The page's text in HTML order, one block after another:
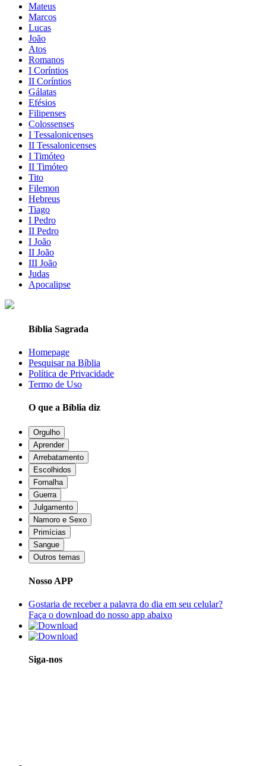
Mateus
Marcos
Lucas
João
Atos
Romanos
I Coríntios
II Coríntios
Gálatas
Efésios
Filipenses
Colossenses
I Tessalonicenses
II Tessalonicenses
I Timóteo
II Timóteo
Tito
Filemon
Hebreus
Tiago
I Pedro
II Pedro
I João
II João
III João
Judas
Apocalipse
Bíblia Sagrada
Homepage
Pesquisar na Bíblia
Política de Privacidade
Termo de Uso
O que a Bíblia diz
Orgulho
Aprender
Arrebatamento
Escolhidos
Fornalha
Guerra
Julgamento
Namoro e Sexo
Primícias
Sangue
Outros temas
Nosso APP
Gostaria de receber a palavra do dia em seu celular?
Faça o download do nosso app abaixo
Siga-nos